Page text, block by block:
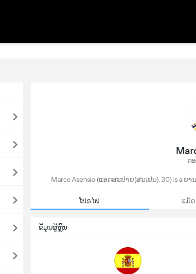
ກ
Marco Asensio (ແອດສະປາຍ​(ສະເປນ), 30) is a ບາ
ໂປຣໄຟ ແມັດ
ຂໍ້ມູນຜູ້ຫຼິ້ນ